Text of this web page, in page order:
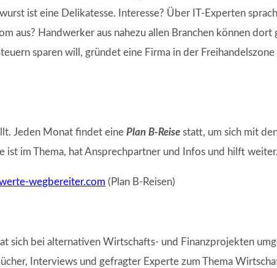
ist eine Delikatesse. Interesse? Über IT-Experten
aus? Handwerker aus nahezu allen Branchen können
sparen will, gründet eine Firma in der Freihandelszone
Jeden Monat findet eine Plan B-Reise statt, um sich mit
ist im Thema, hat Ansprechpartner und Infos und hilft weiter.
wegbereiter.com (Plan B-Reisen)
sich bei alternativen Wirtschafts- und Finanzprojekten
Interviews und gefragter Experte zum Thema